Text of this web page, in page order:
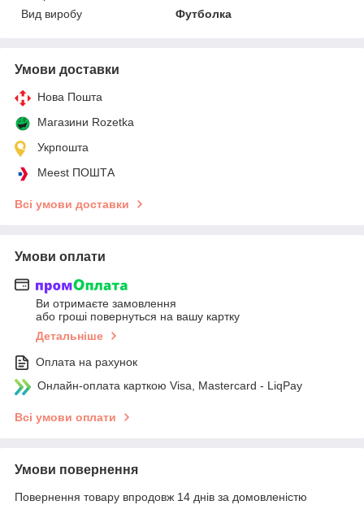
Вид виробу
Футболка
Умови доставки
Нова Пошта
Магазини Rozetka
Укрпошта
Meest ПОШТА
Всі умови доставки
Умови оплати
Ви отримаєте замовлення
або гроші повернуться на вашу картку
Детальніше
Оплата на рахунок
Онлайн-оплата карткою Visa, Mastercard - LiqPay
Всі умови оплати
Умови повернення
Повернення товару впродовж 14 днів за домовленістю